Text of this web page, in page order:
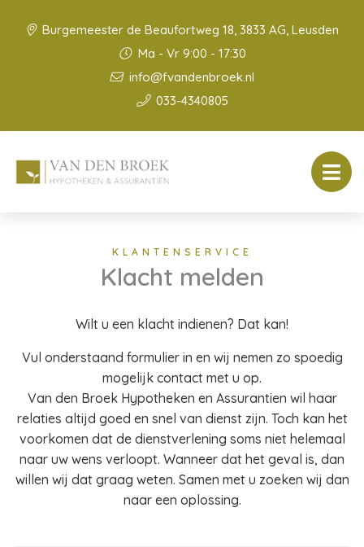
Burgemeester de Beaufortweg 18, 3833 AG, Leusden
Ma - Vr 9:00 - 17:30
info@fvandenbroek.nl
033-4340805
Klacht melden
KLANTENSERVICE
Wilt u een klacht indienen? Dat kan!
Vul onderstaand formulier in en wij nemen zo spoedig
mogelijk contact met u op.
Van den Broek Hypotheken en Assurantien wil haar
relaties altijd goed en snel van dienst zijn. Toch kan het
voorkomen dat de dienstverlening soms niet helemaal
naar uw wens verloopt. Wanneer dat het geval is, dan
willen wij dat graag weten. Samen met u zoeken wij dan
naar een oplossing.